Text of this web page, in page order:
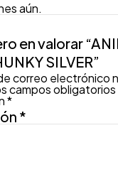
aún.
en valorar
SILVER”
correo electrónico
campos
*
*